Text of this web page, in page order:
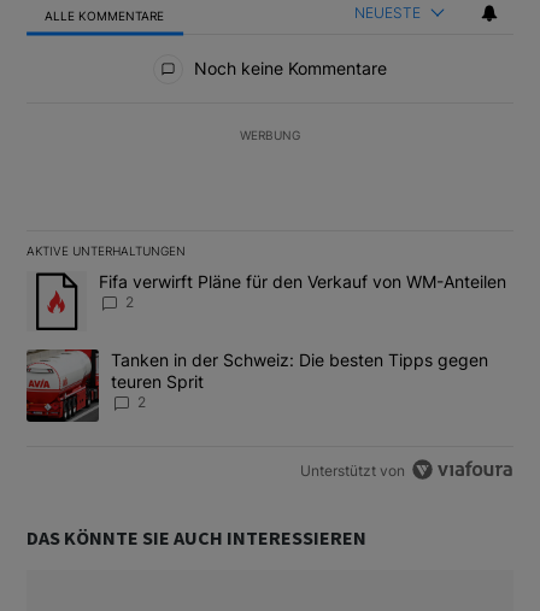
ALLE KOMMENTARE NEUESTE
Noch keine Kommentare
WERBUNG
AKTIVE UNTERHALTUNGEN
Das Folgende ist eine Liste der am meisten kommentierten
Ein Trendartikel mit dem Titel "Fifa verwirft Pläne für den
Fifa verwirft Pläne für den Verkauf von WM-Anteilen
2
Ein Trendartikel mit dem Titel "Tanken in der Schweiz: Die
Tanken in der Schweiz: Die besten Tipps gegen
teuren Sprit
2
Unterstützt von
DAS KÖNNTE SIE AUCH INTERESSIEREN